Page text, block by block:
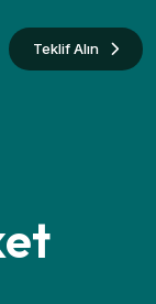
Teklif Alın